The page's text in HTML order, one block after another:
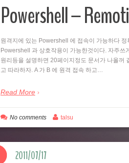
Powershell –
원격지에 있는 Powershell 에 접속이 가능하다
Powershell 과 상호작용이 가능한것이다. 자주쓰
원리등을 설명하면 20페이지정도 문서가 나올꺼
고 따라하자. A 가 B 에 원격 접속 하고…
Read More
No comments talsu
2011/07/17